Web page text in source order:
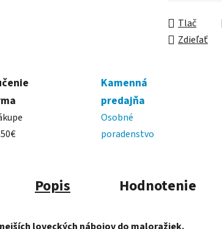
Tlač
Zdieľať
Kamenná
predajňa
Osobné
poradenstvo
Popis Hodnotenie